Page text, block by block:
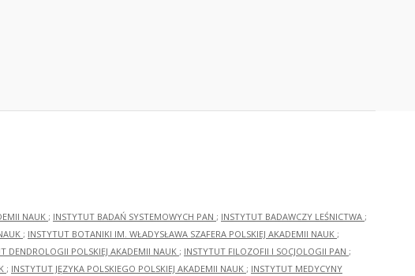
NAUK ; INSTYTUT BADAŃ SYSTEMOWYCH PAN ; INSTYTUT BADAWCZY LEŚNICTWA ;
; INSTYTUT BOTANIKI IM. WŁADYSŁAWA SZAFERA POLSKIEJ AKADEMII NAUK ;
DENDROLOGII POLSKIEJ AKADEMII NAUK ; INSTYTUT FILOZOFII I SOCJOLOGII PAN ;
; INSTYTUT JĘZYKA POLSKIEGO POLSKIEJ AKADEMII NAUK ; INSTYTUT MEDYCYNY